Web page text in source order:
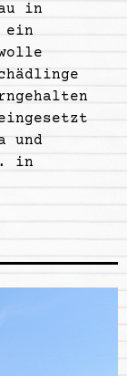
in
ein
und
in